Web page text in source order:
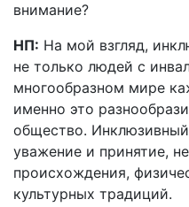
внимание?
НП: На мой взгляд,
не только людей с
многообразном мире
именно это
общество.
уважение и принятие,
происхождения,
культурных традиций.